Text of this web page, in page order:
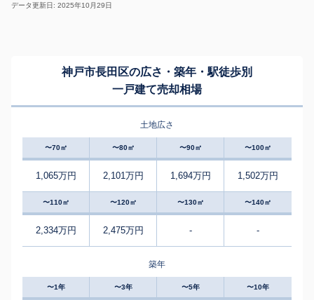
データ更新日: 2025年10月29日
神戸市長田区の広さ・築年・駅徒歩別
一戸建て売却相場
土地広さ
〜70㎡ 〜80㎡ 〜90㎡ 〜100㎡
1,065万円 2,101万円 1,694万円 1,502万円
〜110㎡ 〜120㎡ 〜130㎡ 〜140㎡
2,334万円 2,475万円 - -
築年
〜1年 〜3年 〜5年 〜10年